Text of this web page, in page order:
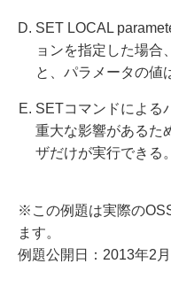
SET LOCAL
ョンを指定した場合
と、パラメータの値
SETコマンドによる
重大な影響があるた
ザだけが実行できる。
※この例題は実際の
ます。
例題公開日：2013年2月